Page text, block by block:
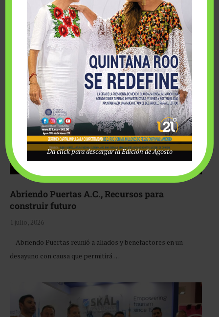
Fairmont Mayakoba y Make-A-Wish México unieron
esfuerzos para hacer realidad el deseo de una …
Abriendo Puertas A.C., Recursos para
construir futuro
1 julio, 2026
Abriendo Puertas reunió a aliados y benefactores en un
desayuno con causa que permitirá …
Da click para descargar la Edición de Agosto